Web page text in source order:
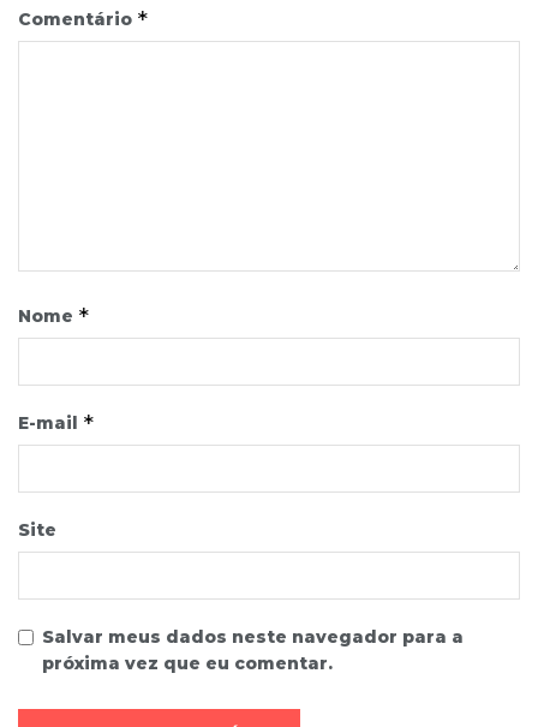
Comentário *
Nome *
E-mail *
Site
Salvar meus dados neste navegador para a
próxima vez que eu comentar.